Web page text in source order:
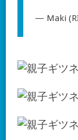
— Maki